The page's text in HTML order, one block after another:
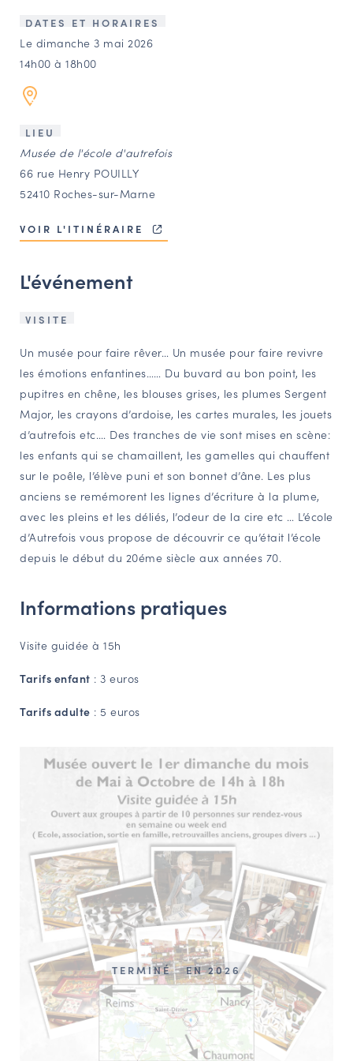
CONTACT
Agenda
Annuaire
Ressources
BOURSE D’ÉCHANGE
CARTES DES NAUDIN
Espace acteurs
NAVIGATION FILTRÉE « ACTEURS »
PORTAIL CULTURE
Comité d'Histoire Régionale
Service Inventaire et Patrimoines de la Région Grand Est
VOUS ÊTES…
Amateurs d’histoire et de patrimoine
Étudiants & chercheurs
DATES ET HORAIRES
Le dimanche 3 mai 2026
14h00 à 18h00
LIEU
Musée de l'école d'autrefois
66 rue Henry POUILLY
52410 Roches-sur-Marne
VOIR L'ITINÉRAIRE
L'événement
VISITE
Un musée pour faire rêver… Un musée pour faire revivre
les émotions enfantines…… Du buvard au bon point, les
pupitres en chêne, les blouses grises, les plumes Sergent
Major, les crayons d’ardoise, les cartes murales, les jouets
d’autrefois etc.… Des tranches de vie sont mises en scène:
les enfants qui se chamaillent, les gamelles qui chauffent
sur le poêle, l’élève puni et son bonnet d’âne. Les plus
anciens se remémorent les lignes d’écriture à la plume,
avec les pleins et les déliés, l’odeur de la cire etc … L’école
d’Autrefois vous propose de découvrir ce qu’était l’école
depuis le début du 20éme siècle aux années 70.
Informations pratiques
Visite guidée à 15h
Tarifs enfant : 3 euros
Tarifs adulte : 5 euros
TERMINÉ EN 2026